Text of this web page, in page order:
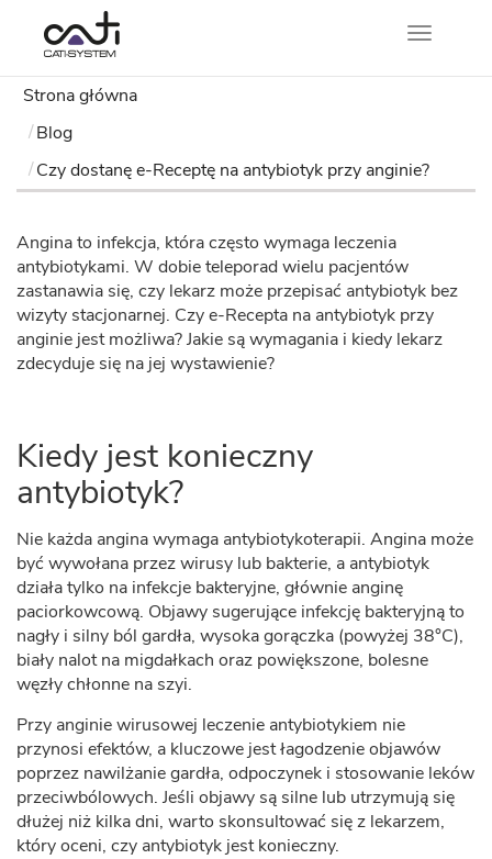
Strona główna
Blog
Czy dostanę e-Receptę na antybiotyk przy anginie?
Angina to infekcja, która często wymaga leczenia
antybiotykami. W dobie teleporad wielu pacjentów
zastanawia się, czy lekarz może przepisać antybiotyk bez
wizyty stacjonarnej. Czy e-Recepta na antybiotyk przy
anginie jest możliwa? Jakie są wymagania i kiedy lekarz
zdecyduje się na jej wystawienie?
Kiedy jest konieczny
antybiotyk?
Nie każda angina wymaga antybiotykoterapii. Angina może
być wywołana przez wirusy lub bakterie, a antybiotyk
działa tylko na infekcje bakteryjne, głównie anginę
paciorkowcową. Objawy sugerujące infekcję bakteryjną to
nagły i silny ból gardła, wysoka gorączka (powyżej 38°C),
biały nalot na migdałkach oraz powiększone, bolesne
węzły chłonne na szyi.
Przy anginie wirusowej leczenie antybiotykiem nie
przynosi efektów, a kluczowe jest łagodzenie objawów
poprzez nawilżanie gardła, odpoczynek i stosowanie leków
przeciwbólowych. Jeśli objawy są silne lub utrzymują się
dłużej niż kilka dni, warto skonsultować się z lekarzem,
który oceni, czy antybiotyk jest konieczny.